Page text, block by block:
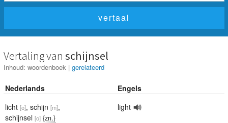
Vertaling van schijnsel
Inhoud: woordenboek | gerelateerd
Nederlands
Engels
licht [o], schijn [m],
schijnsel [o] {zn.}
light